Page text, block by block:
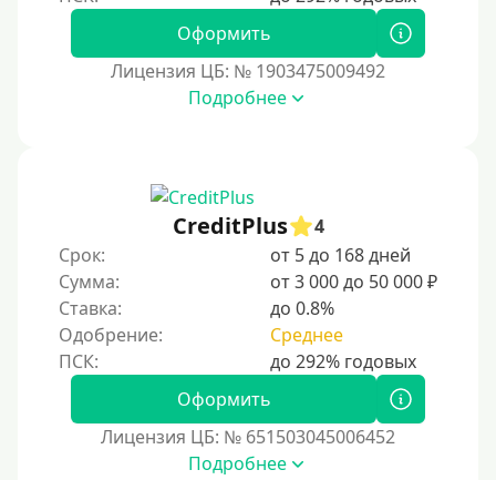
Перевод денег на карту через Telegram
Бесплатное использование без списания средств с
Денежным переводом
На Юмани (ЮMoney)
На Яндекс Деньги
Без привязки карты
Кошелек Киви (Qiwi)
Пополнение Киви-кошелька без СНИЛС
На Киви-кошельке имеются просроченные платежи.
Регистрация кошелька Киви доступна с 18 лет.
Пополнение Киви-кошелька для безработных:
Оформить
Лицензия ЦБ: № 1903475009492
Подробнее
CreditPlus
4
Срок:
от 5 до 168 дней
Сумма:
от 3 000 до 50 000 ₽
Ставка:
до 0.8%
Одобрение:
Среднее
Оформить
Лицензия ЦБ: № 651503045006452
Подробнее